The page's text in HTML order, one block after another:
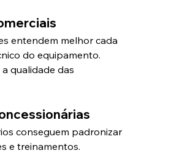
entendem melhor cada
do equipamento.
qualidade das
conseguem padronizar
e treinamentos.